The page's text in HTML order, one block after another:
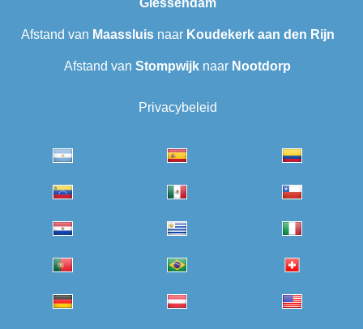
Giessendam
Afstand van Maassluisnaar Koudekerk aan den Rijn
Afstand van Stompwijk naar Nootdorp
Privacybeleid